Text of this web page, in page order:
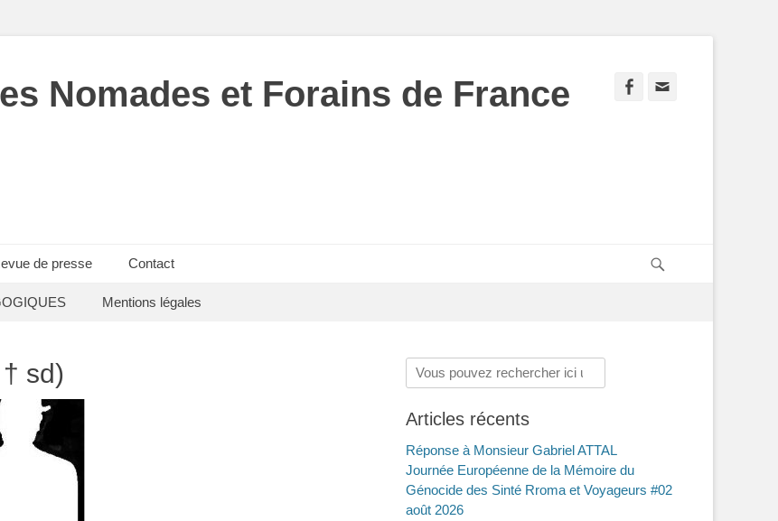
Nomades et Forains de France Facebook
de presse Contact
Mentions légales
sd) Rechercher :
Articles récents
Réponse à Monsieur Gabriel ATTAL
Journée Européenne de la Mémoire du
Génocide des Sinté Rroma et Voyageurs #02
août 2026